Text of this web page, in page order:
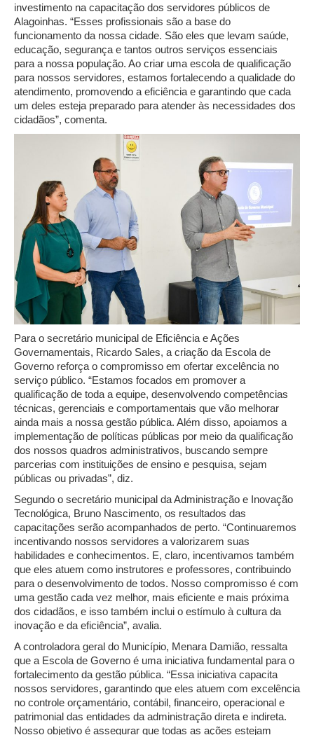
investimento na capacitação dos servidores públicos de
Alagoinhas. “Esses profissionais são a base do
funcionamento da nossa cidade. São eles que levam saúde,
educação, segurança e tantos outros serviços essenciais
para a nossa população. Ao criar uma escola de qualificação
para nossos servidores, estamos fortalecendo a qualidade do
atendimento, promovendo a eficiência e garantindo que cada
um deles esteja preparado para atender às necessidades dos
cidadãos”, comenta.
Para o secretário municipal de Eficiência e Ações
Governamentais, Ricardo Sales, a criação da Escola de
Governo reforça o compromisso em ofertar excelência no
serviço público. “Estamos focados em promover a
qualificação de toda a equipe, desenvolvendo competências
técnicas, gerenciais e comportamentais que vão melhorar
ainda mais a nossa gestão pública. Além disso, apoiamos a
implementação de políticas públicas por meio da qualificação
dos nossos quadros administrativos, buscando sempre
parcerias com instituições de ensino e pesquisa, sejam
públicas ou privadas”, diz.
Segundo o secretário municipal da Administração e Inovação
Tecnológica, Bruno Nascimento, os resultados das
capacitações serão acompanhados de perto. “Continuaremos
incentivando nossos servidores a valorizarem suas
habilidades e conhecimentos. E, claro, incentivamos também
que eles atuem como instrutores e professores, contribuindo
para o desenvolvimento de todos. Nosso compromisso é com
uma gestão cada vez melhor, mais eficiente e mais próxima
dos cidadãos, e isso também inclui o estímulo à cultura da
inovação e da eficiência”, avalia.
A controladora geral do Município, Menara Damião, ressalta
que a Escola de Governo é uma iniciativa fundamental para o
fortalecimento da gestão pública. “Essa iniciativa capacita
nossos servidores, garantindo que eles atuem com excelência
no controle orçamentário, contábil, financeiro, operacional e
patrimonial das entidades da administração direta e indireta.
Nosso objetivo é assegurar que todas as ações estejam